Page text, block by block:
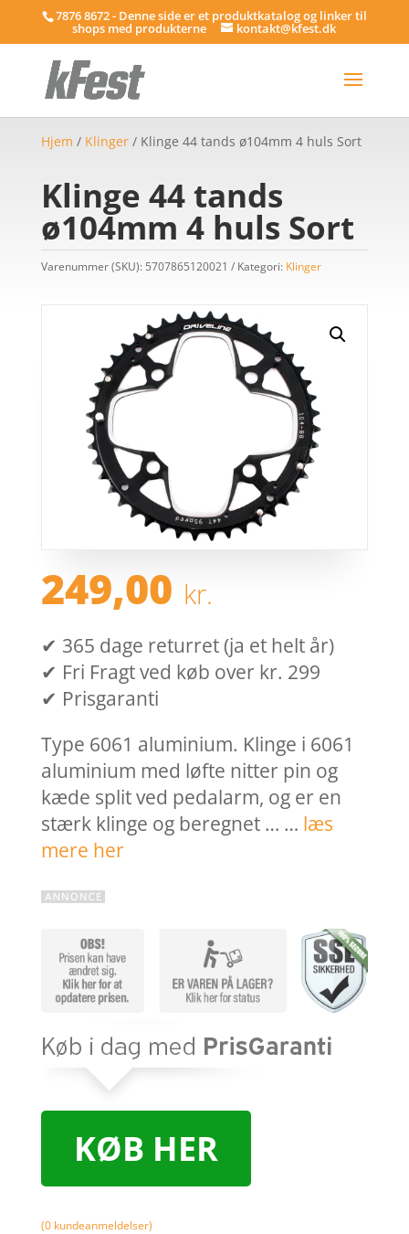
7876 8672 - Denne side er et produktkatalog og linker til
shops med produkterne kontakt@kfest.dk
Hjem / Klinger/ Klinge 44 tands ø104mm 4 huls Sort
Klinge 44 tands
ø104mm 4 huls Sort
Varenummer (SKU): 5707865120021 Kategori: Klinger
249,00 kr.
✔ 365 dage returret (ja et helt år)
✔ Fri Fragt ved køb over kr. 299
✔ Prisgaranti
Type 6061 aluminium. Klinge i 6061
aluminium med løfte nitter pin og
kæde split ved pedalarm, og er en
stærk klinge og beregnet … … læs
mere her
KØB HER
(0kundeanmeldelser)